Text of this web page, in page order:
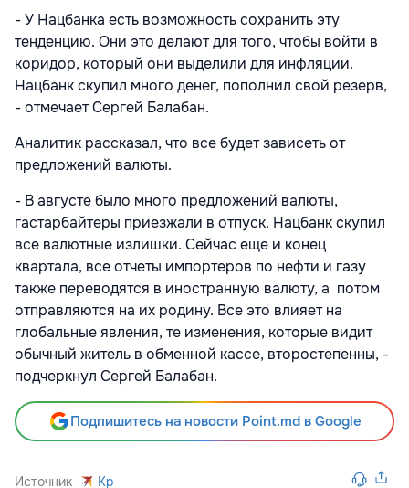
- У Нацбанка есть возможность сохранить эту
тенденцию. Они это делают для того, чтобы войти в
коридор, который они выделили для инфляции.
Нацбанк скупил много денег, пополнил свой резерв,
- отмечает Сергей Балабан.
Аналитик рассказал, что все будет зависеть от
предложений валюты.
- В августе было много предложений валюты,
гастарбайтеры приезжали в отпуск. Нацбанк скупил
все валютные излишки. Сейчас еще и конец
квартала, все отчеты импортеров по нефти и газу
также переводятся в иностранную валюту, а потом
отправляются на их родину. Все это влияет на
глобальные явления, те изменения, которые видит
обычный житель в обменной кассе, второстепенны, -
подчеркнул Сергей Балабан.
Подпишитесь на новости Point.md в Google
Источник Kp